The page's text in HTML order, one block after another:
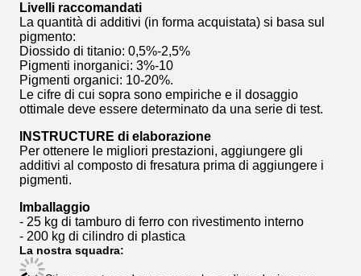
Livelli raccomandati
La quantità di additivi (in forma acquistata) si basa sul
pigmento:
Diossido di titanio: 0,5%-2,5%
Pigmenti inorganici: 3%-10
Pigmenti organici: 10-20%.
Le cifre di cui sopra sono empiriche e il dosaggio
ottimale deve essere determinato da una serie di test.
INSTRUCTURE di elaborazione
Per ottenere le migliori prestazioni, aggiungere gli
additivi al composto di fresatura prima di aggiungere i
pigmenti.
Imballaggio
- 25 kg di tamburo di ferro con rivestimento interno
- 200 kg di cilindro di plastica
La nostra squadra: